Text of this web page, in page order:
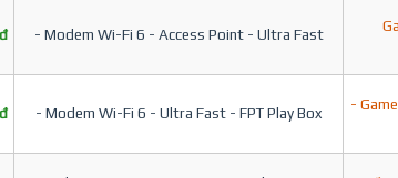
- Modem Wi-Fi 6 - Access Point - Ultra Fast
- Modem Wi-Fi 6 - Ultra Fast - FPT Play Box
-